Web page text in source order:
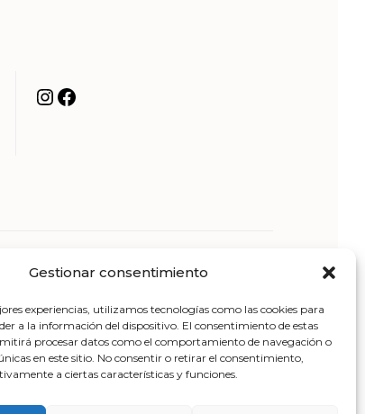
Gestionar consentimiento
experiencias, utilizamos tecnologías como las cookies para
a la información del dispositivo. El consentimiento de estas
procesar datos como el comportamiento de navegación o
en este sitio. No consentir o retirar el consentimiento,
a ciertas características y funciones.
Instagram
Facebook
DE PRIVACIDAD|POLÍTICA DE
COOKIES
SITIO|FINANCIACIÓN KIT DIGITAL